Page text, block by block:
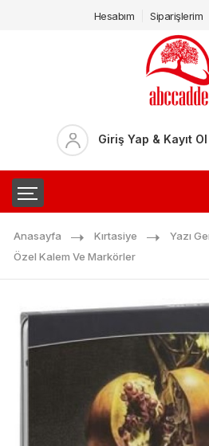
Hesabım Siparişlerim
Giriş Yap & Kayıt Ol
Anasayfa Kırtasiye
Yazı
Özel Kalem Ve Markörler